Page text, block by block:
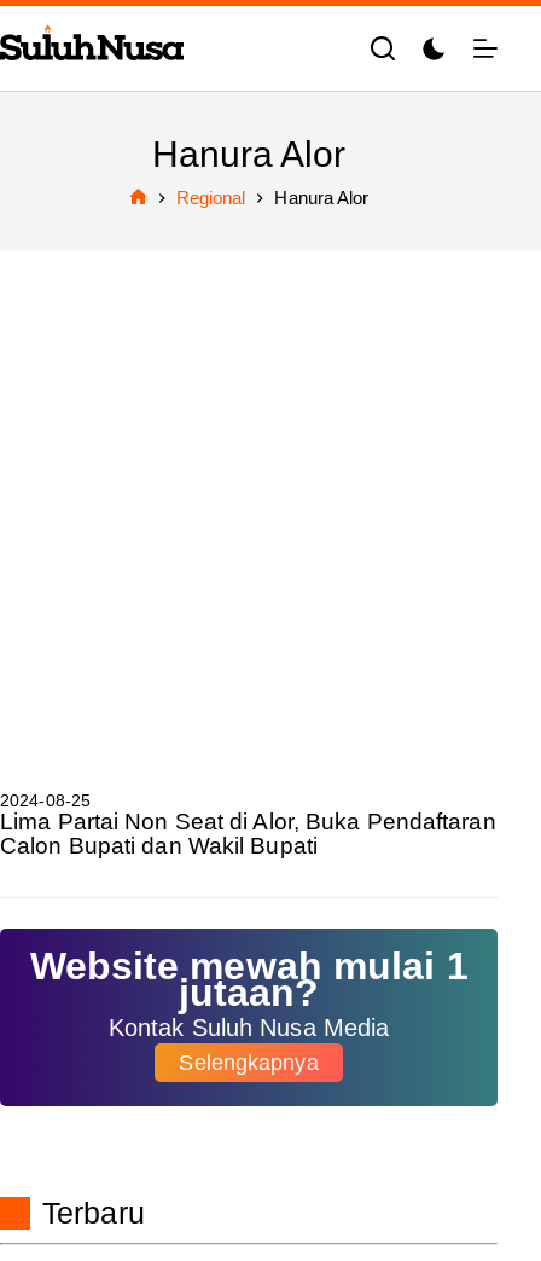
Skip
to
content
Hanura Alor
Regional Hanura Alor
2024-08-25
Lima Partai Non Seat di Alor, Buka Pendaftaran
Calon Bupati dan Wakil Bupati
Website mewah mulai 1
jutaan?
Kontak Suluh Nusa Media
Selengkapnya
Terbaru